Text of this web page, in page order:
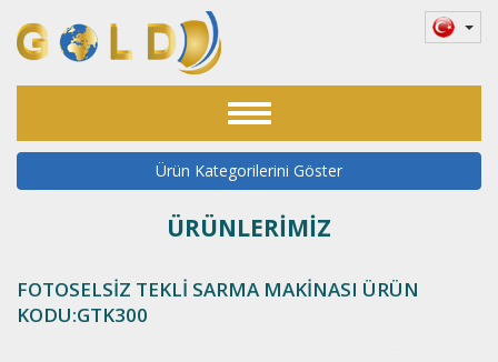
Toggle
navigation
Ürün Kategorilerini Göster
ÜRÜNLERİMİZ
FOTOSELSİZ TEKLİ SARMA MAKİNASI ÜRÜN
KODU:GTK300